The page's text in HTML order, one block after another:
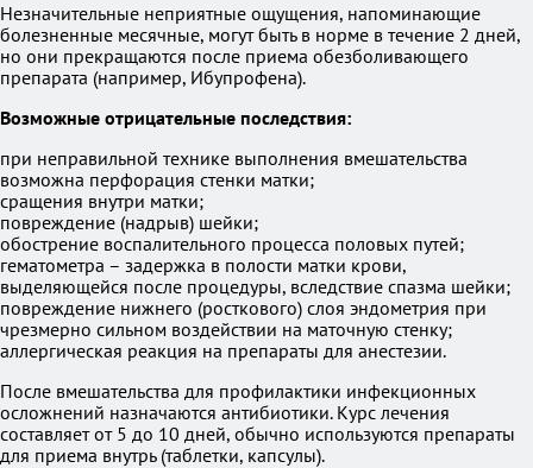
Незначительные неприятные ощущения, напоминающие
болезненные месячные, могут быть в норме в течение 2 дней,
но они прекращаются после приема обезболивающего
препарата (например, Ибупрофена).
Возможные отрицательные последствия:
при неправильной технике выполнения вмешательства
возможна перфорация стенки матки;
сращения внутри матки;
повреждение (надрыв) шейки;
обострение воспалительного процесса половых путей;
гематометра – задержка в полости матки крови,
выделяющейся после процедуры, вследствие спазма шейки;
повреждение нижнего (росткового) слоя эндометрия при
чрезмерно сильном воздействии на маточную стенку;
аллергическая реакция на препараты для анестезии.
После вмешательства для профилактики инфекционных
осложнений назначаются антибиотики. Курс лечения
составляет от 5 до 10 дней, обычно используются препараты
для приема внутрь (таблетки, капсулы).